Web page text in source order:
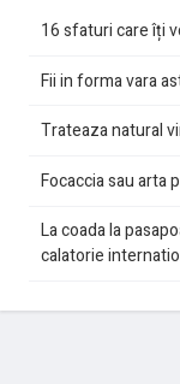
16 sfaturi care îți
Fii in forma vara
Trateaza natural
Focaccia sau arta
La coada la
calatorie